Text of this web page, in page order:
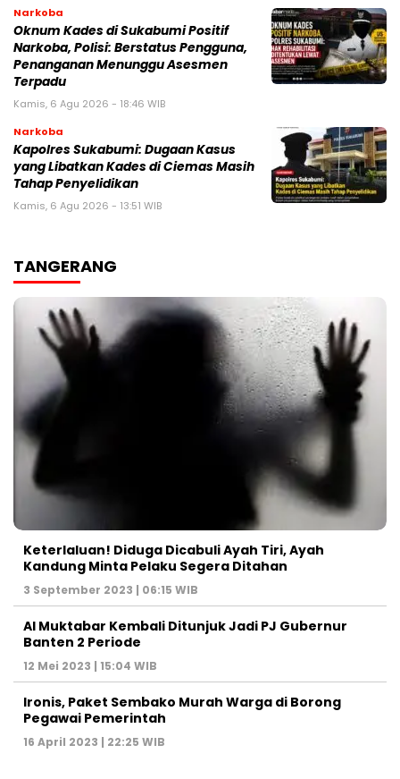
Narkoba
Oknum Kades di Sukabumi Positif
Narkoba, Polisi: Berstatus Pengguna,
Penanganan Menunggu Asesmen
Terpadu
Kamis, 6 Agu 2026 - 18:46 WIB
Narkoba
Kapolres Sukabumi: Dugaan Kasus
yang Libatkan Kades di Ciemas Masih
Tahap Penyelidikan
Kamis, 6 Agu 2026 - 13:51 WIB
TANGERANG
Keterlaluan! Diduga Dicabuli Ayah Tiri, Ayah
Kandung Minta Pelaku Segera Ditahan
3 September 2023 | 06:15 WIB
Al Muktabar Kembali Ditunjuk Jadi PJ Gubernur
Banten 2 Periode
12 Mei 2023 | 15:04 WIB
Ironis, Paket Sembako Murah Warga di Borong
Pegawai Pemerintah
16 April 2023 | 22:25 WIB